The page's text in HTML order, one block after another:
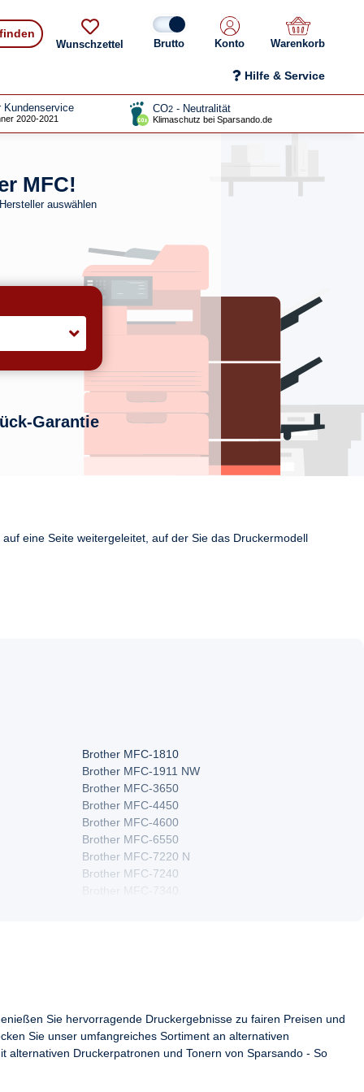
Wunschzettel Konto Warenkorb
Hilfe & Service
Kundenservice
2020-2021
CO2 - Neutralität
Klimaschutz bei Sparsando.de
MFC!
auswählen
Garantie
eine Seite weitergeleitet, auf der Sie das Druckermodell
Brother MFC-1810
Brother MFC-1911 NW
Brother MFC-3650
Brother MFC-4450
Brother MFC-4600
Brother MFC-6550
Brother MFC-7220 N
Brother MFC-7240
Brother MFC-8380 Dnlt
Brother MFC-8460 DN
Brother MFC-8510 DN
Sie hervorragende Druckergebnisse zu fairen Preisen und
Sie unser umfangreiches Sortiment an alternativen
Druckerpatronen und Tonern von Sparsando - So